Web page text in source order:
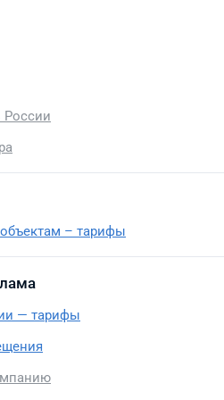
России
– тарифы
— тарифы